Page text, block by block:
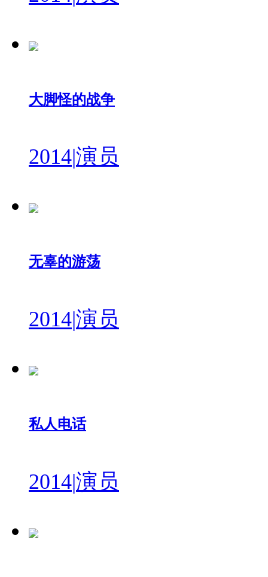
大脚怪的战争
2014|演员
无辜的游荡
2014|演员
私人电话
2014|演员